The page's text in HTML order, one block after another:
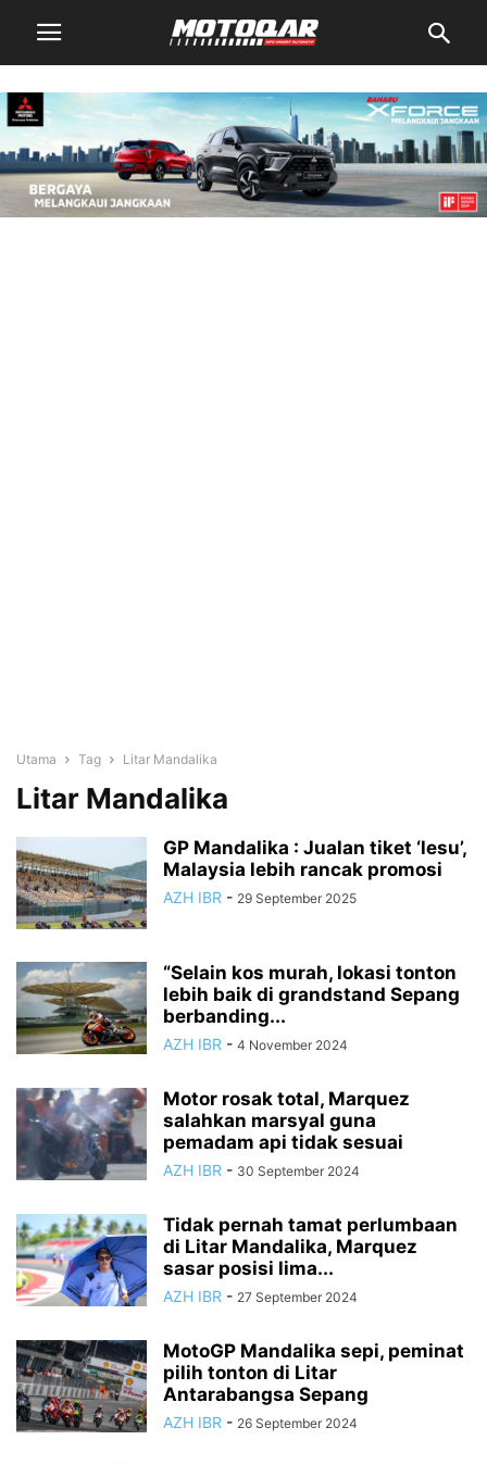
Utama Tag Litar Mandalika
Litar Mandalika
GP Mandalika : Jualan tiket ‘lesu’,
Malaysia lebih rancak promosi
AZH IBR - 29 September 2025
“Selain kos murah, lokasi tonton
lebih baik di grandstand Sepang
berbanding...
AZH IBR - 4 November 2024
Motor rosak total, Marquez
salahkan marsyal guna
pemadam api tidak sesuai
AZH IBR - 30 September 2024
Tidak pernah tamat perlumbaan
di Litar Mandalika, Marquez
sasar posisi lima...
AZH IBR - 27 September 2024
MotoGP Mandalika sepi, peminat
pilih tonton di Litar
Antarabangsa Sepang
AZH IBR - 26 September 2024